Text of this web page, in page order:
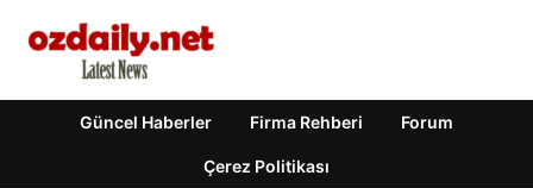
Güncel Haberler Firma Rehberi Forum
Çerez Politikası